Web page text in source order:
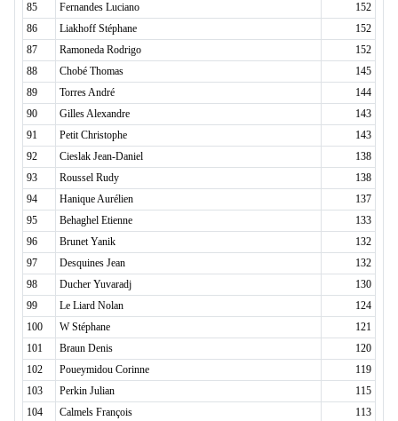
85
Fernandes Luciano
152
86
Liakhoff Stéphane
152
87
Ramoneda Rodrigo
152
88
Chobé Thomas
145
89
Torres André
144
90
Gilles Alexandre
143
91
Petit Christophe
143
92
Cieslak Jean-Daniel
138
93
Roussel Rudy
138
94
Hanique Aurélien
137
95
Behaghel Etienne
133
96
Brunet Yanik
132
97
Desquines Jean
132
98
Ducher Yuvaradj
130
99
Le Liard Nolan
124
100
W Stéphane
121
101
Braun Denis
120
102
Poueymidou Corinne
119
103
Perkin Julian
115
104
Calmels François 113